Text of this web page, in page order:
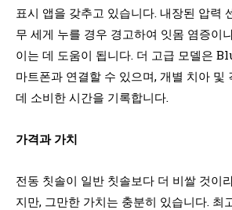
표시 앱을 갖추고 있습니다. 내장된 압력
무 세게 누를 경우 경고하여 잇몸 염증이
이는 데 도움이 됩니다. 더 고급 모델은
마트폰과 연결할 수 있으며, 개별 치아 및
데 소비한 시간을 기록합니다.
가격과 가치
전동 칫솔이 일반 칫솔보다 더 비쌀 것이
지만, 그만한 가치는 충분히 있습니다. 최